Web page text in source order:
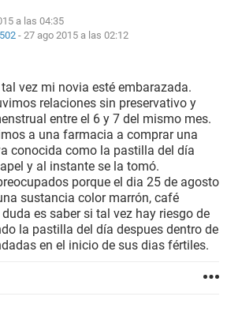
a las 04:35
- 27 ago 2015 a las 02:12
vez mi novia esté embarazada.
relaciones sin preservativo y
entre el 6 y 7 del mismo mes.
a una farmacia a comprar una
conocida como la pastilla del día
y al instante se la tomó.
porque el dia 25 de agosto
sustancia color marrón, café
es saber si tal vez hay riesgo de
la pastilla del día despues dentro de
en el inicio de sus dias fértiles.